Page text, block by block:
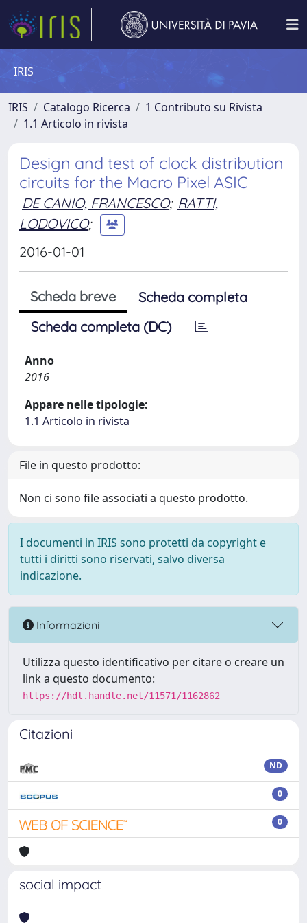
IRIS
IRIS Catalogo Ricerca
1 Contributo su Rivista
1.1 Articolo in rivista
Design and test of clock distribution
circuits for the Macro Pixel ASIC
DE CANIO, FRANCESCO; RATTI,
LODOVICO;
2016-01-01
Scheda breve
Scheda completa
Scheda completa (DC)
Anno
2016
Appare nelle tipologie:
1.1 Articolo in rivista
File in questo prodotto:
Non ci sono file associati a questo prodotto.
I documenti in IRIS sono protetti da copyright e
tutti i diritti sono riservati, salvo diversa
indicazione.
Informazioni
Utilizza questo identificativo per citare o creare un
link a questo documento:
https://hdl.handle.net/11571/1162862
Citazioni
ND
0
0
social impact